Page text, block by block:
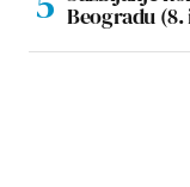
Beogradu